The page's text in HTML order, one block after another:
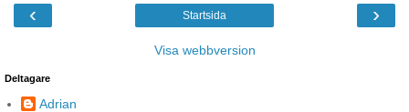
‹ ›
Startsida
Visa webbversion
Deltagare
Adrian